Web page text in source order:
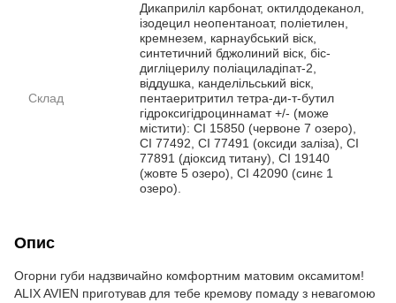
Склад
Дикаприліл карбонат, октилдодеканол,
ізодецил неопентаноат, поліетилен,
кремнезем, карнаубський віск,
синтетичний бджолиний віск, біс-
дигліцерилу поліациладіпат-2,
віддушка, канделільський віск,
пентаеритритил тетра-ди-т-бутил
гідроксигідроциннамат +/- (може
містити): CI 15850 (червоне 7 озеро),
CI 77492, CI 77491 (оксиди заліза), CI
77891 (діоксид титану), CI 19140
(жовте 5 озеро), CI 42090 (синє 1
озеро).
Опис
Огорни губи надзвичайно комфортним матовим оксамитом!
ALIX AVIEN приготував для тебе кремову помаду з невагомою